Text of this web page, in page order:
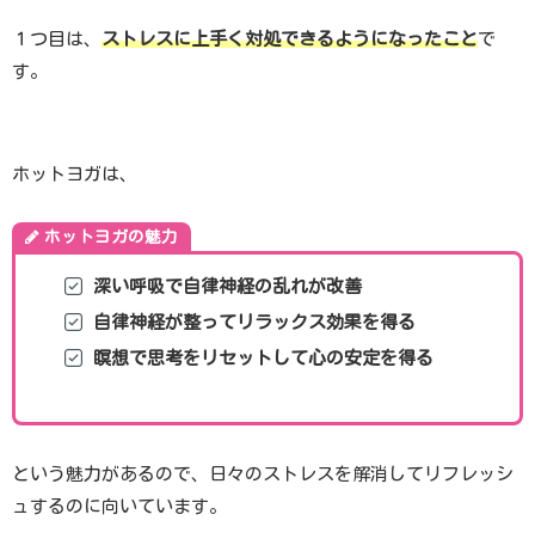
１つ目は、 ストレスに上手く対処できるようになったことで
す。
ホットヨガは、
ホットヨガの魅力
深い呼吸で自律神経の乱れが改善
自律神経が整ってリラックス効果を得る
瞑想で思考をリセットして心の安定を得る
という魅力があるので、日々のストレスを解消してリフレッシ
ュするのに向いています。